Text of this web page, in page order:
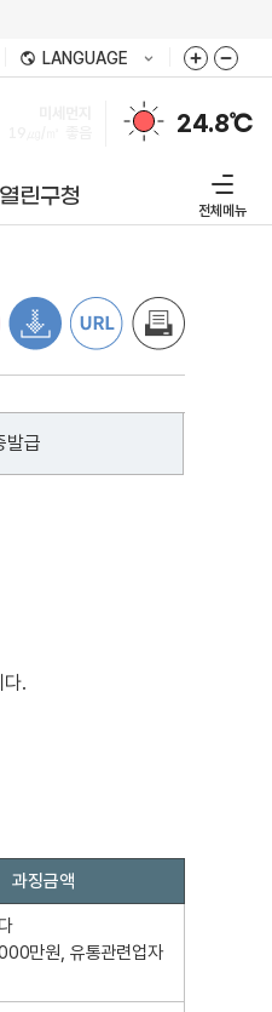
LANGUAGE
24.8℃
열린구청
전체메뉴
발급
.
과징금액
만원, 유통관련업자